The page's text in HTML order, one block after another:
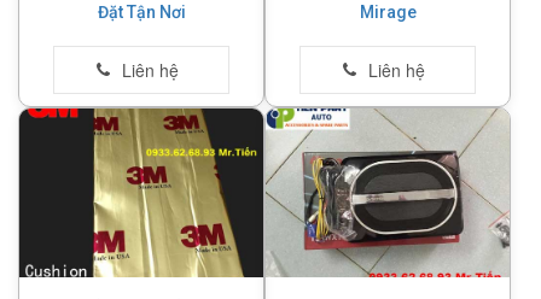
Đặt Tận Nơi
Mirage